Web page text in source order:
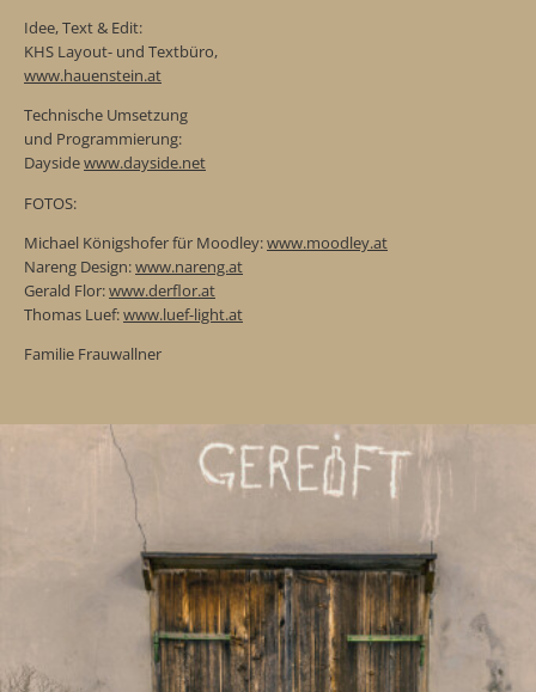
Idee, Text & Edit:
KHS Layout- und Textbüro,
www.hauenstein.at
Technische Umsetzung
und Programmierung:
Daysidewww.dayside.net
FOTOS:
Michael Königshofer für Moodley:www.moodley.at
Nareng Design:www.nareng.at
Gerald Flor:www.derflor.at
Thomas Luef:www.luef-light.at
Familie Frauwallner